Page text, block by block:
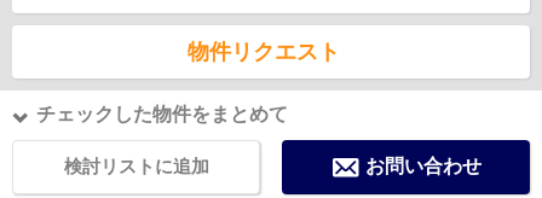
物件リクエスト
チェックした物件をまとめて
検討リストに追加 お問い合わせ